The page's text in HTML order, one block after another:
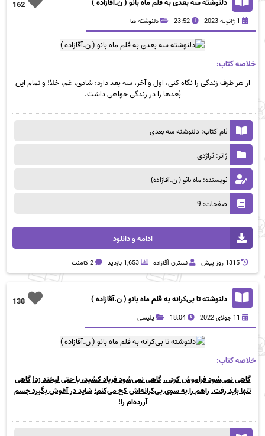
162
1 ژانویه 2023 23:52 دلنوشته ها
خلاصه کتاب:
از هر طرف زندگی را نگاه کنی، اول و آخر، سه بعد دارد؛ شادی، غم، خلأ! و تمام این
بُعد‌ها را در زندگی خواهی‌ داشت.​
نام کتاب: دلنوشته سه بعدی
ژانر: تراژدی
نویسنده: ماه بانو ( ن.آقازاده)
صفحات: 9
ادامه و دانلود
1315 روز پيش نسترن آقازاده 1,653 بازدید 2 کامنت
138 دلنوشته تا بی‌کرانه به قلم ماه بانو ( ن.آقازاده )
11 جولای 2022 18:04 پلیسی
خلاصه کتاب:
گاهی نمی‌شود فراموش کرد...گاهی نمی‌شود فریاد کشید، یا حتی لبخند زد!گاهی
تنها باید رفت.راهم را به سوی بی‌کرانه‌اش کج می‌کنم؛شاید در آغوش بگیرد جسم
آزرده‌ام را!